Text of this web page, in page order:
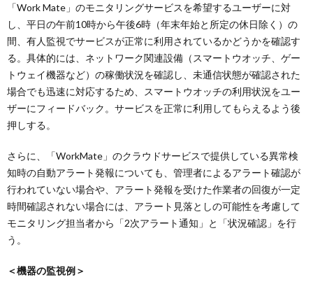
「Work Mate」のモニタリングサービスを希望するユーザーに対
し、平日の午前10時から午後6時（年末年始と所定の休日除く）の
間、有人監視でサービスが正常に利用されているかどうかを確認す
る。具体的には、ネットワーク関連設備（スマートウオッチ、ゲー
トウェイ機器など）の稼働状況を確認し、未通信状態が確認された
場合でも迅速に対応するため、スマートウオッチの利用状況をユー
ザーにフィードバック。サービスを正常に利用してもらえるよう後
押しする。
さらに、「WorkMate」のクラウドサービスで提供している異常検
知時の自動アラート発報についても、管理者によるアラート確認が
行われていない場合や、アラート発報を受けた作業者の回復が一定
時間確認されない場合には、アラート見落としの可能性を考慮して
モニタリング担当者から「2次アラート通知」と「状況確認」を行
う。
＜機器の監視例＞